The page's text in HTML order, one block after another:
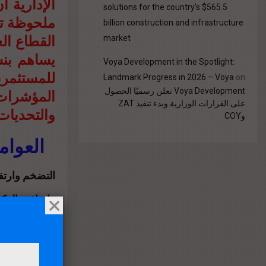
ملحوظة
القطاع
يساهم
التضخم
واضاف
الظروف
العقارات
المال في
solutions for the country’s $565.5
billion construction and infrastructure
market
Voya Development in the Spotlight:
Landmark Progress in 2026 – Voya on
Voya Development تعلن رسميًا الحصول
على القرارات الوزارية وبدء تنفيذ ZAT
وCOY